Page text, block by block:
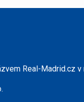
Real-Madrid.cz